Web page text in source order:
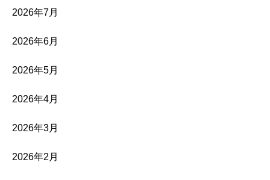
2026年7月
2026年6月
2026年5月
2026年4月
2026年3月
2026年2月